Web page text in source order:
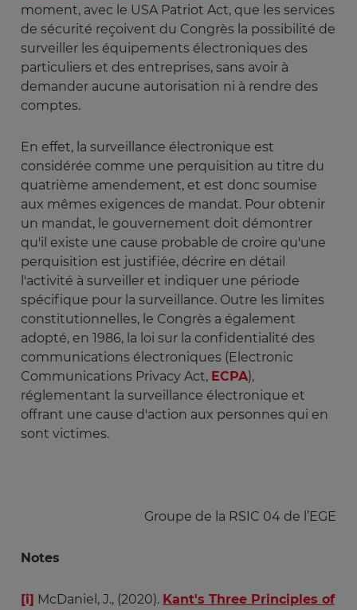
moment, avec le USA Patriot Act, que les services
de sécurité reçoivent du Congrès la possibilité de
surveiller les équipements électroniques des
particuliers et des entreprises, sans avoir à
demander aucune autorisation ni à rendre des
comptes.
En effet, la surveillance électronique est
considérée comme une perquisition au titre du
quatrième amendement, et est donc soumise
aux mêmes exigences de mandat. Pour obtenir
un mandat, le gouvernement doit démontrer
qu'il existe une cause probable de croire qu'une
perquisition est justifiée, décrire en détail
l'activité à surveiller et indiquer une période
spécifique pour la surveillance. Outre les limites
constitutionnelles, le Congrès a également
adopté, en 1986, la loi sur la confidentialité des
communications électroniques (Electronic
Communications Privacy Act, ECPA),
réglementant la surveillance électronique et
offrant une cause d'action aux personnes qui en
sont victimes.
Groupe de la RSIC 04 de l’EGE
Notes
[i] McDaniel, J., (2020). Kant's Three Principles of